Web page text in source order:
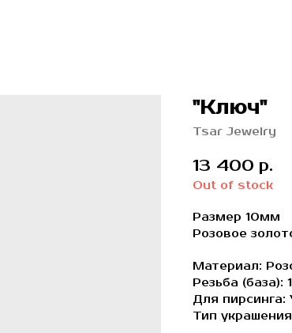
"Ключ"
Tsar Jewelry
13 400 р.
Out of stock
Размер 10мм
Розовое
Материал:
Резьба (база):
Для пирсинга:
Тип